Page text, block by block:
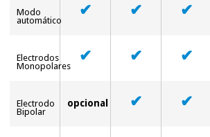
Modo
automático
✔ ✔ ✔
Electrodos
Monopolares
✔ ✔ ✔
Electrodo
Bipolar
opcional ✔ ✔